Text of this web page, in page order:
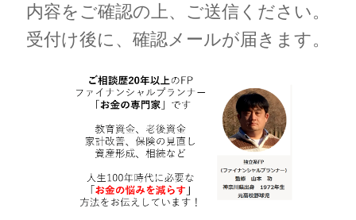
内容をご確認の上、ご送信ください。
受付け後に、確認メールが届きます。